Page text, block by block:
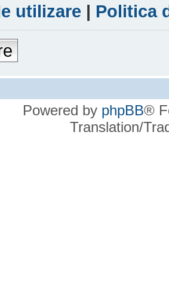
utilizare | Politica
Powered by phpBB®
Translation/